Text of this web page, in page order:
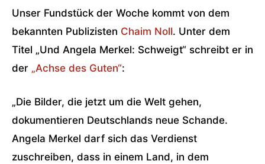
Unser Fundstück der Woche kommt von dem
bekannten Publizisten Chaim Noll. Unter dem
Titel „Und Angela Merkel: Schweigt“ schreibt er in
der „Achse des Guten“:
„Die Bilder, die jetzt um die Welt gehen,
dokumentieren Deutschlands neue Schande.
Angela Merkel darf sich das Verdienst
zuschreiben, dass in einem Land, in dem